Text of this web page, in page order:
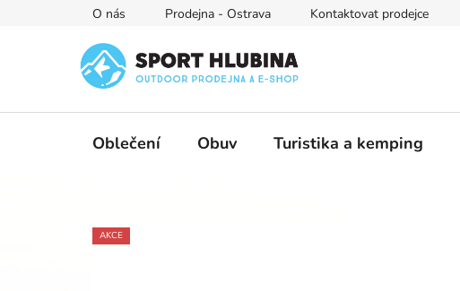
O nás Prodejna - Ostrava Kontaktovat prodejce
Oblečení Obuv Turistika a kemping
AKCE